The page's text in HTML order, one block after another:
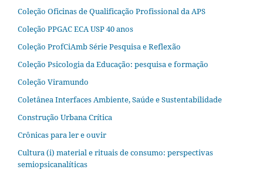
Coleção Oficinas de Qualificação Profissional da APS
Coleção PPGAC ECA USP 40 anos
Coleção ProfCiAmb Série Pesquisa e Reflexão
Coleção Psicologia da Educação: pesquisa e formação
Coleção Viramundo
Coletânea Interfaces Ambiente, Saúde e Sustentabilidade
Construção Urbana Crítica
Crônicas para ler e ouvir
Cultura (i) material e rituais de consumo: perspectivas
semiopsicanalíticas